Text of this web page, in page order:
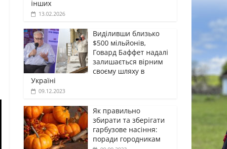
інших
13.02.2026
Виділивши близько
$500 мільйонів,
Говард Баффет надалі
залишається вірним
своєму шляху в
Україні
09.12.2023
Як правильно
збирати та зберігати
гарбузове насіння:
поради городникам